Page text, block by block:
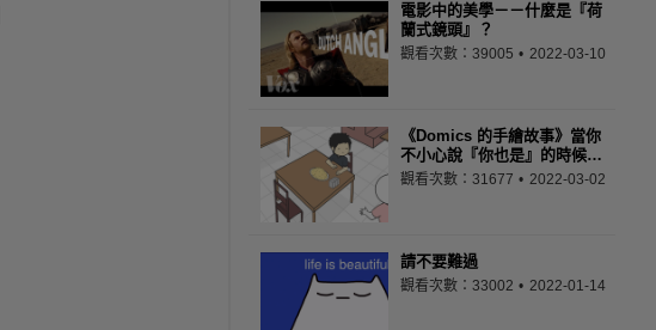
電影中的美學－－什麼是『荷
蘭式鏡頭』？
觀看次數：39005 2022-03-10
《Domics 的手繪故事》當你
不小心說『你也是』的時候…
觀看次數：31677 2022-03-02
請不要難過
觀看次數：33002 2022-01-14